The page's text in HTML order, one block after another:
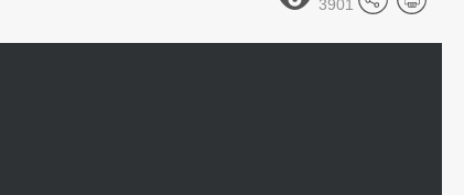
3901